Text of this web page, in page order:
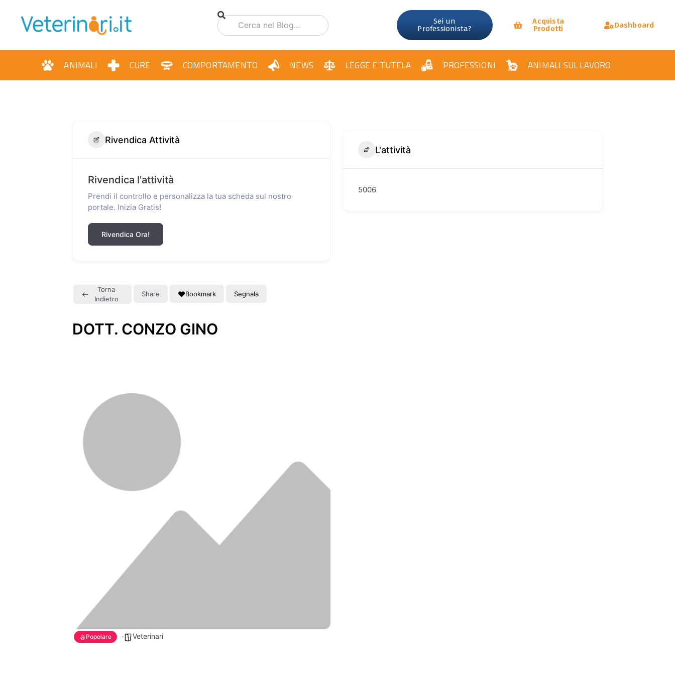
Sei un
Professionista?
Acquista
Prodotti
Dashboard
ANIMALI CURE COMPORTAMENTO NEWS LEGGE E TUTELA PROFESSIONI ANIMALI SUL LAVORO
Rivendica Attività
Rivendica l'attività
Prendi il controllo e personalizza la tua scheda sul nostro
portale. Inizia Gratis!
Rivendica Ora!
Torna
Indietro
Share Bookmark Segnala
DOTT. CONZO GINO
Popolare Veterinari
L'attività
5006